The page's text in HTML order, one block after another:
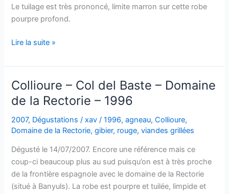
Le tuilage est très prononcé, limite marron sur cette robe
pourpre profond.
Collioure
Le
Séris
–
Domaine
de
la
–
1996
Lire la suite »
Collioure – Col del Baste – Domaine
de la Rectorie – 1996
2007, Dégustations /xav/1996,agneau,Collioure,
Domaine de la Rectorie,gibier, rouge,viandes grillées
Dégusté le 14/07/2007. Encore une référence mais ce
coup-ci beaucoup plus au sud puisqu’on est à très proche
de la frontière espagnole avec le domaine de la Rectorie
(situé à Banyuls). La robe est pourpre et tuilée, limpide et